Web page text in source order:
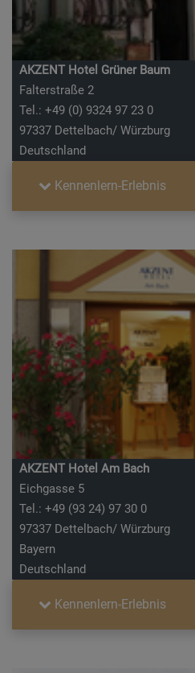
AKZENT Hotel Grüner Baum
Falterstraße 2
Tel.: +49 (0) 9324 97 23 0
97337 Dettelbach/ Würzburg
Deutschland
Kennenlern-Erlebnis
AKZENT Hotel Am Bach
Eichgasse 5
Tel.: +49 (93 24) 97 30 0
97337 Dettelbach/ Würzburg
Bayern
Deutschland
Kennenlern-Erlebnis